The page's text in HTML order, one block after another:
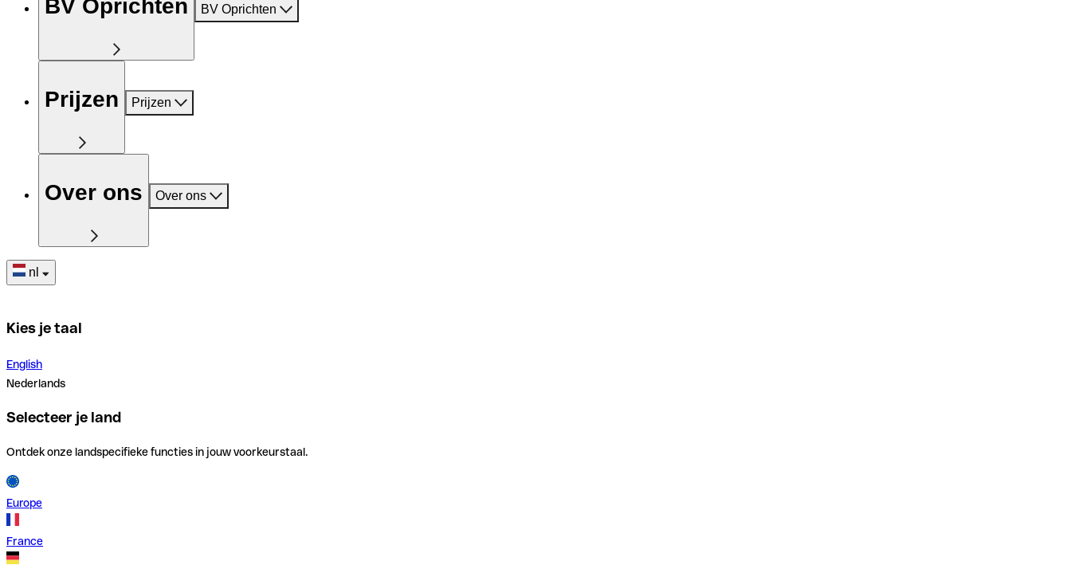
BV Oprichten BV Oprichten
Prijzen Prijzen
Over ons Over ons
nl
Kies je taal
English
Nederlands
Selecteer je land
Ontdek onze landspecifieke functies in jouw voorkeurstaal.
Europe
France